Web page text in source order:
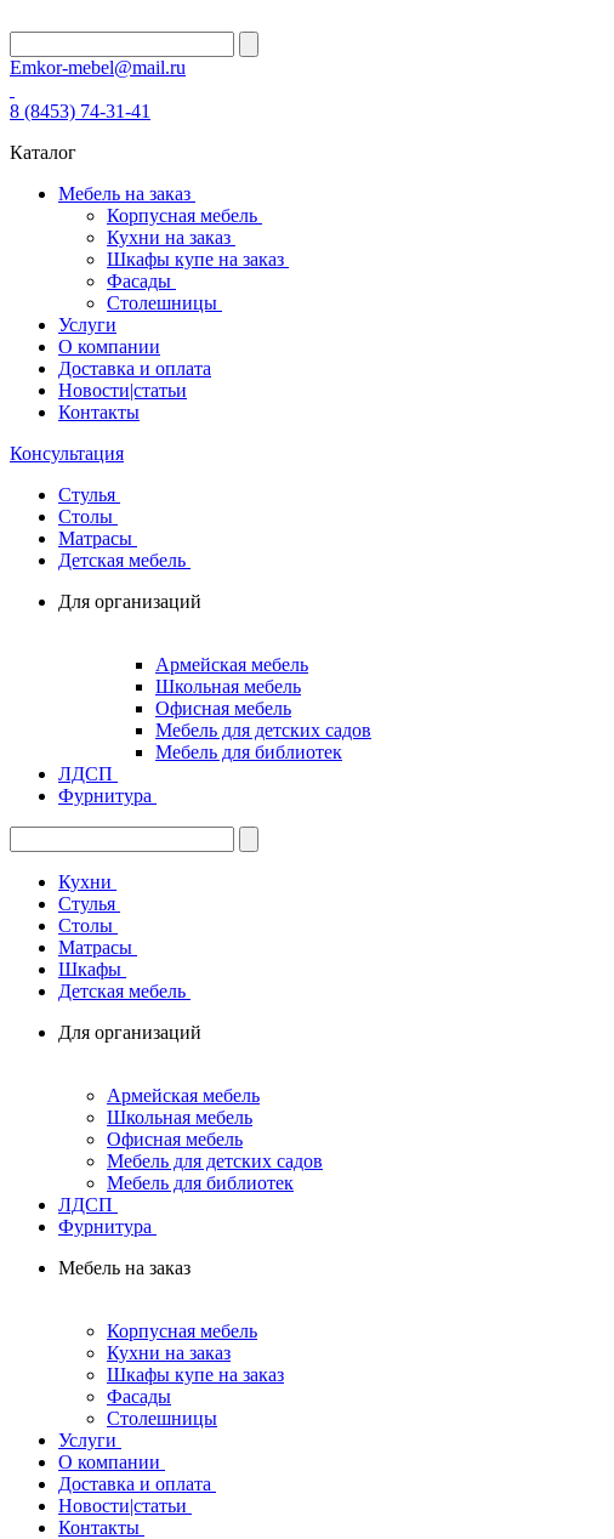
Emkor-mebel@mail.ru
8 (8453) 74-31-41
Каталог
Мебель на заказ
Корпусная мебель
Кухни на заказ
Шкафы купе на заказ
Фасады
Столешницы
Услуги
О компании
Доставка и оплата
Новости|статьи
Контакты
Консультация
Стулья
Столы
Матрасы
Детская мебель
Для организаций
Армейская мебель
Школьная мебель
Офисная мебель
Мебель для детских садов
Мебель для библиотек
ЛДСП
Фурнитура
Кухни
Стулья
Столы
Матрасы
Шкафы
Детская мебель
Для организаций
Армейская мебель
Школьная мебель
Офисная мебель
Мебель для детских садов
Мебель для библиотек
ЛДСП
Фурнитура
Мебель на заказ
Корпусная мебель
Кухни на заказ
Шкафы купе на заказ
Фасады
Столешницы
Услуги
О компании
Доставка и оплата
Новости|статьи
Контакты